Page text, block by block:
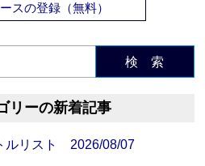
スの登録（無料）
検 索
リーの新着記事
ルリスト 2026/08/07